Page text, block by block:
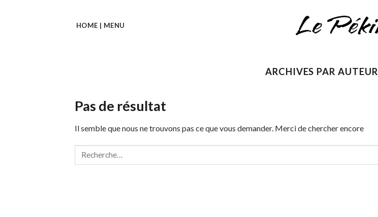
HOME | MENU
ARCHIVES PAR AUTEUR
Pas de résultat
Il semble que nous ne trouvons pas ce que vous demander. Merci de chercher encore